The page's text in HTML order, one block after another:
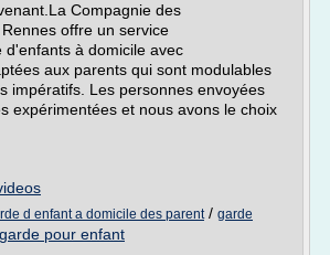
Compagnie des
offre un service
d'enfants à domicile avec
aux parents qui sont modulables
impératifs. Les personnes envoyées
expérimentées et nous avons le choix
d enfant a domicile des parent/ garde
garde pour enfant